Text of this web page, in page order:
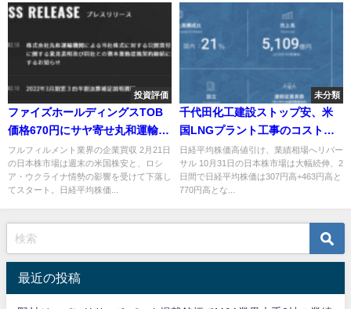
投資評価
ファイズホールディングスTOB
価格670円にサヤ寄せ丸和運輸機
関が買収
フルフィルメント業界の企業買収 2月21日
の日本株市場は週末の米国株安と、ロシ
ア・ウクライナ情勢の影響を受けて下落し
てスタート。日経平均株価...
未分類
千代田化工建設ストップ安、米
国LNGプラント工事のコスト増
影響
日経平均株価高値引け、業績相場へリバー
サル 10月31日の日本株市場は大幅続伸、2
日間で日経平均株価は307円高+463円高と
770円高とな...
最近の投稿